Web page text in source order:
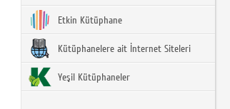
Etkin Kütüphane
Kütüphanelere ait İnternet Siteleri
Yeşil Kütüphaneler